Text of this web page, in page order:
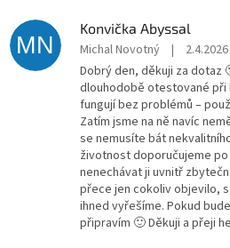
MN
Konvička Abyssal
Michal Novotný |
2.4.2026
Dobrý den, děkuji za dotaz
dlouhodobě otestované při
fungují bez problémů –
Zatím jsme na ně navíc
se nemusíte bát
životnost doporučujeme
nenechávat ji uvnitř
přece jen cokoliv objevilo,
ihned vyřešíme. Pokud
připravím 🙂 Děkuji a přeji